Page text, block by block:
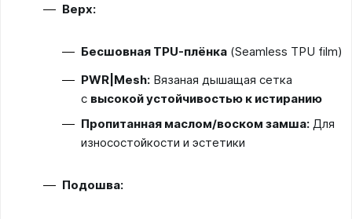
Верх:
Бесшовная TPU-плёнка (Seamless TPU film)
PWR|Mesh: Вязаная дышащая сетка
с высокой устойчивостью к истиранию
Пропитанная маслом/воском замша: Для
износостойкости и эстетики
Подошва: